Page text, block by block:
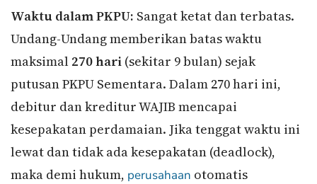
Waktu dalam PKPU: Sangat ketat dan terbatas.
Undang-Undang memberikan batas waktu
maksimal 270 hari (sekitar 9 bulan) sejak
putusan PKPU Sementara. Dalam 270 hari ini,
debitur dan kreditur WAJIB mencapai
kesepakatan perdamaian. Jika tenggat waktu ini
lewat dan tidak ada kesepakatan (deadlock),
maka demi hukum, perusahaan otomatis